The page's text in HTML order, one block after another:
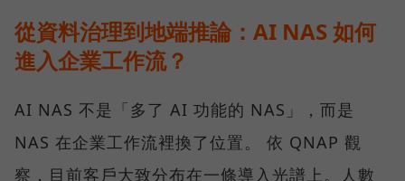
從資料治理到地端推論：AI NAS 如何
進入企業工作流？
AI NAS 不是「多了 AI 功能的 NAS」，而是
NAS 在企業工作流裡換了位置。 依 QNAP 觀
察，目前客戶大致分布在一條導入光譜上。人數